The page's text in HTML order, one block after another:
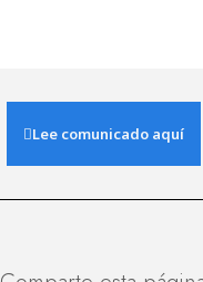
Lee comunicado aquí